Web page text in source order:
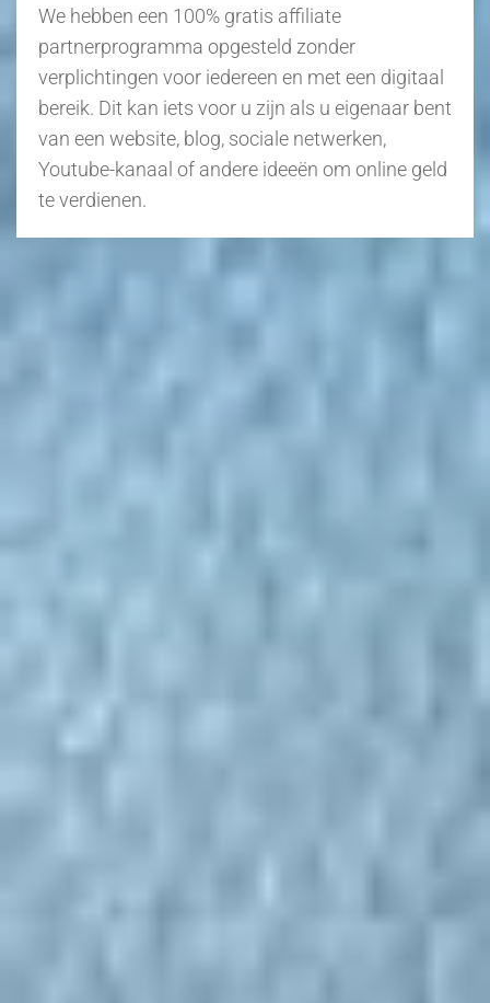
We hebben een 100% gratis affiliate
partnerprogramma opgesteld zonder
verplichtingen voor iedereen en met een digitaal
bereik. Dit kan iets voor u zijn als u eigenaar bent
van een website, blog, sociale netwerken,
Youtube-kanaal of andere ideeën om online geld
te verdienen.